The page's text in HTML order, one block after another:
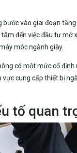
bước vào giai đoạn
đến việc đầu tư
móc ngành giày.
có một mức cố
vực cung cấp thiết bị
tố quan